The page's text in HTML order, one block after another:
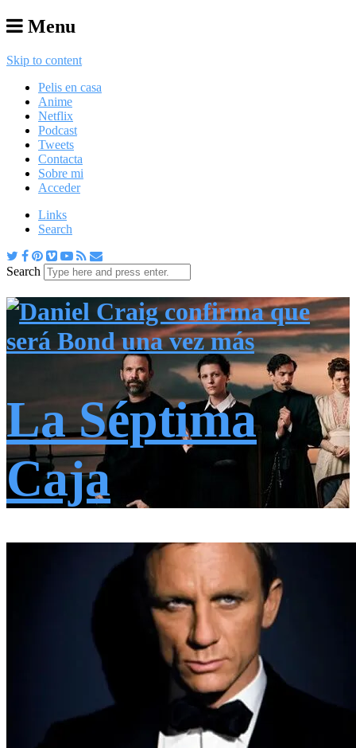
Menu
Skip to content
Pelis en casa
Anime
Netflix
Podcast
Tweets
Contacta
Sobre mi
Acceder
Links
Search
Search
La Séptima
Caja